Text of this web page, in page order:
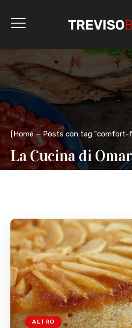
[Home Posts con tag "comfort-
La Cucina di
ALTRO